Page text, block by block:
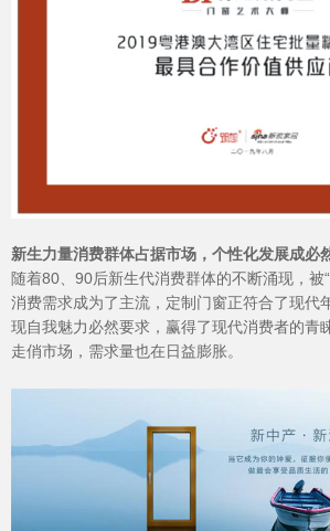
新生力量消费群体占据市场，个性化发展成必
随着80、90后新生代消费群体的不断涌现，被
消费需求成为了主流，定制门窗正符合了现代
现自我魅力必然要求，赢得了现代消费者的青
走俏市场，需求量也在日益膨胀。